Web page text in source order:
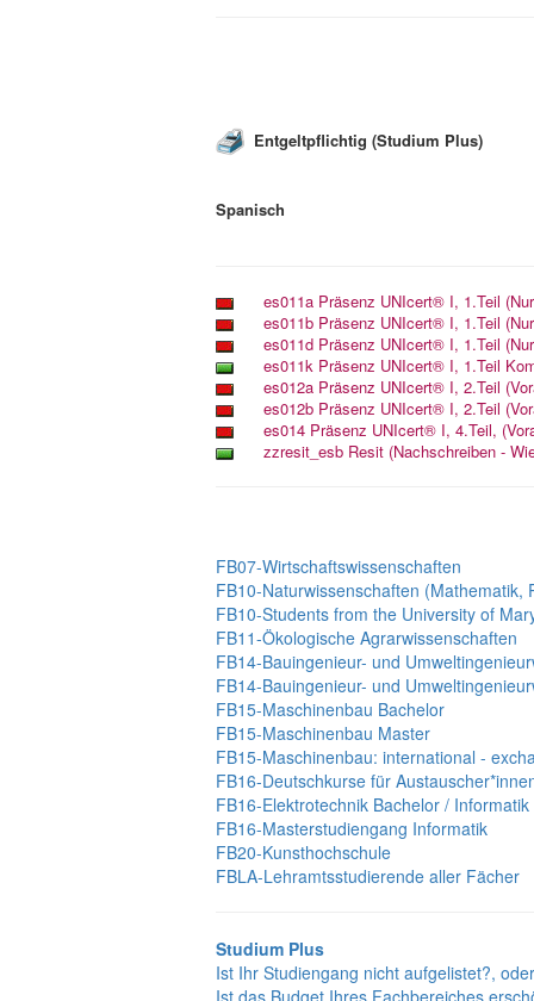
Entgeltpflichtig (Studium Plus)
Spanisch
FB07-Wirtschaftswissenschaften
FB10-Naturwissenschaften
FB10-Students from the University of
FB11-Ökologische Agrarwissenschaften
FB14-Bauingenieur- und
FB14-Bauingenieur- und
FB15-Maschinenbau Bachelor
FB15-Maschinenbau Master
FB15-Maschinenbau: international -
FB16-Deutschkurse für
FB16-Elektrotechnik Bachelor /
FB16-Masterstudiengang Informatik
FB20-Kunsthochschule
FBLA-Lehramtsstudierende aller Fächer
Studium Plus
Ist Ihr Studiengang nicht aufgelistet?, oder
Ist das Budget Ihres Fachbereiches